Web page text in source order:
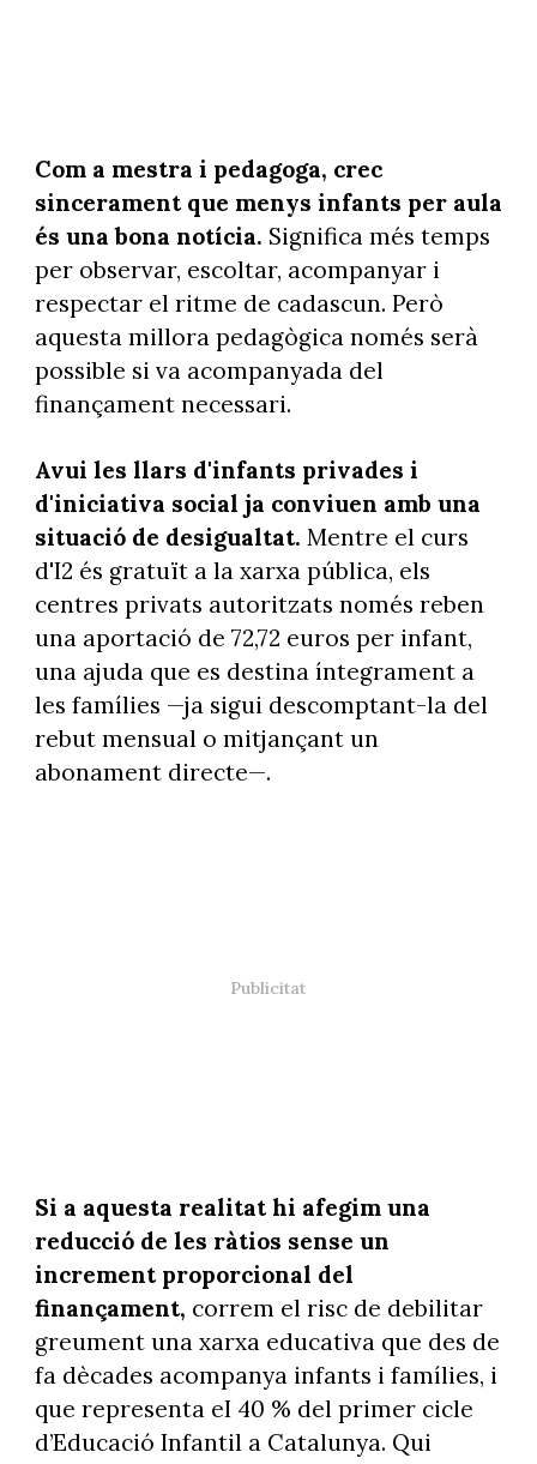
Com a mestra i pedagoga, crec
sincerament que menys infants per aula
és una bona notícia. Significa més temps
per observar, escoltar, acompanyar i
respectar el ritme de cadascun. Però
aquesta millora pedagògica només serà
possible si va acompanyada del
finançament necessari.
Avui les llars d'infants privades i
d'iniciativa social ja conviuen amb una
situació de desigualtat. Mentre el curs
d'I2 és gratuït a la xarxa pública, els
centres privats autoritzats només reben
una aportació de 72,72 euros per infant,
una ajuda que es destina íntegrament a
les famílies —ja sigui descomptant-la del
rebut mensual o mitjançant un
abonament directe—.
Si a aquesta realitat hi afegim una
reducció de les ràtios sense un
increment proporcional del
finançament, correm el risc de debilitar
greument una xarxa educativa que des de
fa dècades acompanya infants i famílies, i
que representa eI 40 % del primer cicle
d’Educació Infantil a Catalunya. Qui